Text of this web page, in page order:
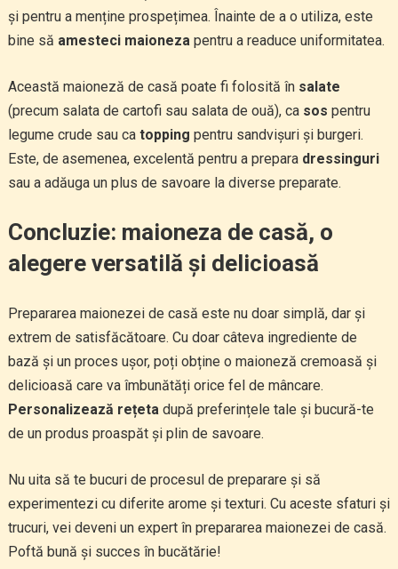
și pentru a menține prospețimea. Înainte de a o utiliza, este
bine să amesteci maionezapentru a readuce uniformitatea.
Această maioneză de casă poate fi folosită în salate
(precum salata de cartofi sau salata de ouă), ca sos pentru
legume crude sau ca topping pentru sandvișuri și burgeri.
Este, de asemenea, excelentă pentru a prepara dressinguri
sau a adăuga un plus de savoare la diverse preparate.
Concluzie: maioneza de casă, o
alegere versatilă și delicioasă
Prepararea maionezei de casă este nu doar simplă, dar și
extrem de satisfăcătoare. Cu doar câteva ingrediente de
bază și un proces ușor, poți obține o maioneză cremoasă și
delicioasă care va îmbunătăți orice fel de mâncare.
Personalizează rețetadupă preferințele tale și bucură-te
de un produs proaspăt și plin de savoare.
Nu uita să te bucuri de procesul de preparare și să
experimentezi cu diferite arome și texturi. Cu aceste sfaturi și
trucuri, vei deveni un expert în prepararea maionezei de casă.
Poftă bună și succes în bucătărie!